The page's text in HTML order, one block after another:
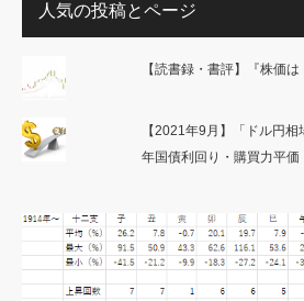
人気の投稿とページ
【読書録・書評】『株価
【2021年9月】「ドル円
年国債利回り・購買力平価